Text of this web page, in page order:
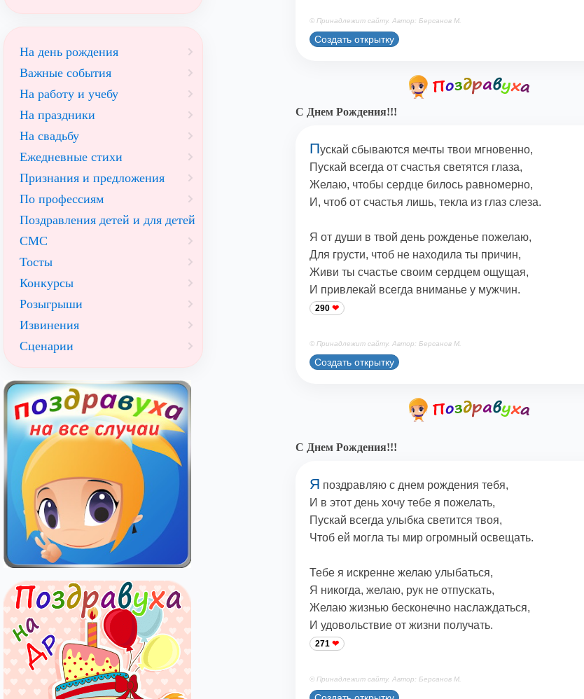
© Принадлежит сайту. Автор: Берсанов М.
Создать открытку
С Днем Рождения!!!
Пускай сбываются мечты твои мгновенно,
Пускай всегда от счастья светятся глаза,
Желаю, чтобы сердце билось равномерно,
И, чтоб от счастья лишь, текла из глаз слеза.
Я от души в твой день рожденье пожелаю,
Для грусти, чтоб не находила ты причин,
Живи ты счастье своим сердцем ощущая,
И привлекай всегда вниманье у мужчин.
290
© Принадлежит сайту. Автор: Берсанов М.
Создать открытку
С Днем Рождения!!!
Я поздравляю с днем рождения тебя,
И в этот день хочу тебе я пожелать,
Пускай всегда улыбка светится твоя,
Чтоб ей могла ты мир огромный освещать.
Тебе я искренне желаю улыбаться,
Я никогда, желаю, рук не отпускать,
Желаю жизнью бесконечно наслаждаться,
И удовольствие от жизни получать.
271
© Принадлежит сайту. Автор: Берсанов М.
На день рождения
Важные события
На работу и учебу
На праздники
На свадьбу
Ежедневные стихи
Признания и предложения
По профессиям
Поздравления детей и для детей
СМС
Тосты
Конкурсы
Розыгрыши
Извинения
Сценарии